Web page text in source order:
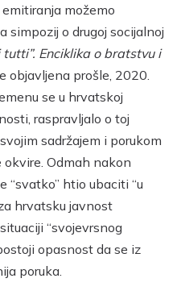
možemo
simpozij o drugoj socijalnoj
tutti”. Enciklika o bratstvu i
objavljena prošle, 2020.
se u hrvatskoj
raspravljalo o toj
sadržajem i porukom
Odmah nakon
“svatko” htio ubaciti “u
hrvatsku javnost
“svojevrsnog
opasnost da se iz
poruka.